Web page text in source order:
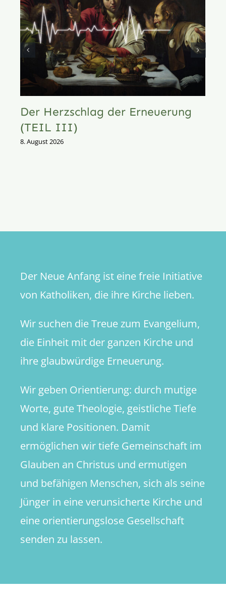
Der Herzschlag der Erneuerung
(TEIL III)
8. August 2026
Der Neue Anfang ist eine freie Initiative
von Katholiken, die ihre Kirche lieben.
Wir suchen die Treue zum Evangelium,
die Einheit mit der ganzen Kirche und
ihre glaubwürdige Erneuerung.
Wir geben Orientierung: durch mutige
Worte, gute Theologie, geistliche Tiefe
und klare Positionen. Damit
ermöglichen wir tiefe Gemeinschaft im
Glauben an Christus und ermutigen
und befähigen Menschen, sich als seine
Jünger in eine verunsicherte Kirche und
eine orientierungslose Gesellschaft
senden zu lassen.